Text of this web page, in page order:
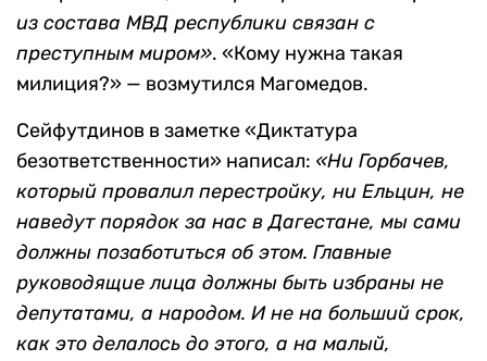
Россию? На что Ельцин ответил:
«Центральные власти РСФСР намерены,
признавая суверенитет входящих в нее
республик, заключить с ними договоры об их
статусе в составе России. Думаю, подчеркнул
он, противоречий не будет, в том числе и с
Татарстаном».
Читатель М.Магомедов из Каспийска в письме
редакцию отметил, что слушал выступление
начальника Каспийского ГОВД Р. Гитинова,
который сказал, что «примерно каждый третий